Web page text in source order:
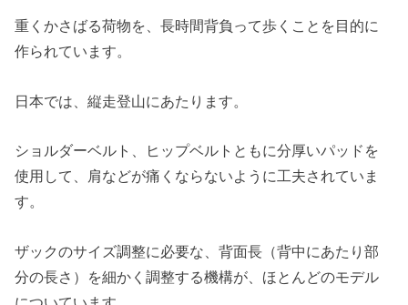
重くかさばる荷物を、長時間背負って歩くことを目的に
作られています。
日本では、縦走登山にあたります。
ショルダーベルト、ヒップベルトともに分厚いパッドを
使用して、肩などが痛くならないように工夫されていま
す。
ザックのサイズ調整に必要な、背面長（背中にあたり部
分の長さ）を細かく調整する機構が、ほとんどのモデル